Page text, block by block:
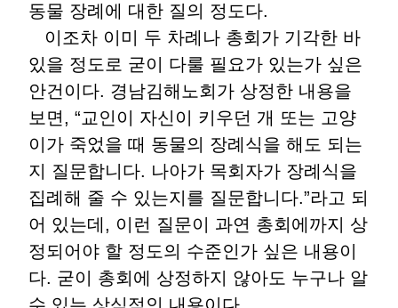
동물 장례에 대한 질의 정도다.
이조차 이미 두 차례나 총회가 기각한 바
있을 정도로 굳이 다룰 필요가 있는가 싶은
안건이다. 경남김해노회가 상정한 내용을
보면, “교인이 자신이 키우던 개 또는 고양
이가 죽었을 때 동물의 장례식을 해도 되는
지 질문합니다. 나아가 목회자가 장례식을
집례해 줄 수 있는지를 질문합니다.”라고 되
어 있는데, 이런 질문이 과연 총회에까지 상
정되어야 할 정도의 수준인가 싶은 내용이
다. 굳이 총회에 상정하지 않아도 누구나 알